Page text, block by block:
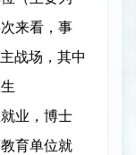
来看，事
战场，其中
业，博士
育单位就